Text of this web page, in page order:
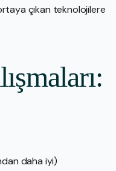
çıkan teknolojilere
daha iyi)